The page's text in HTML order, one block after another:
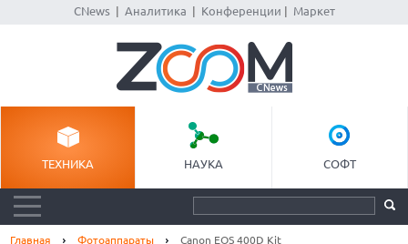
CNews| Аналитика Конференции Маркет
ТЕХНИКА НАУКА СОФТ
Главная Фотоаппараты Canon EOS 400D Kit